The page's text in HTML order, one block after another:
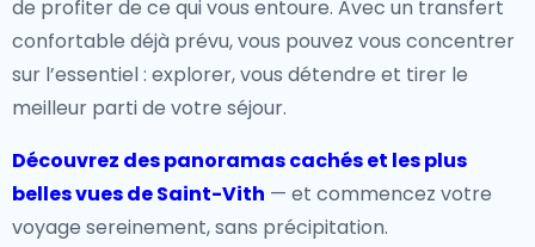
de profiter de ce qui vous entoure. Avec un transfert
confortable déjà prévu, vous pouvez vous concentrer
sur l’essentiel : explorer, vous détendre et tirer le
meilleur parti de votre séjour.
Découvrez des panoramas cachés et les plus
belles vues de Saint-Vith — et commencez votre
voyage sereinement, sans précipitation.